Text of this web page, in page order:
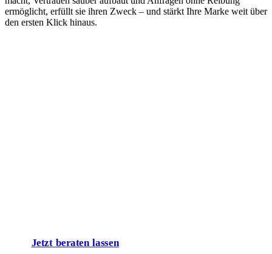
ermöglicht, erfüllt sie ihren Zweck – und stärkt Ihre Marke weit über
den ersten Klick hinaus.
Jetzt beraten lassen